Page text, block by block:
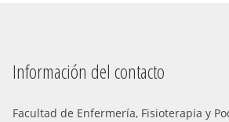
Información del contacto
Facultad de Enfermería, Fisioterapia y